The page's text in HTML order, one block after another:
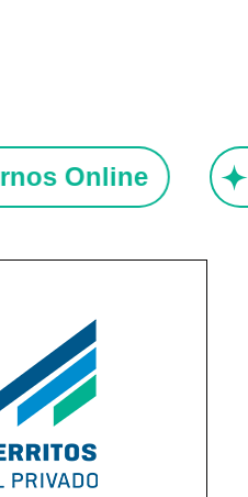
Turnos Online